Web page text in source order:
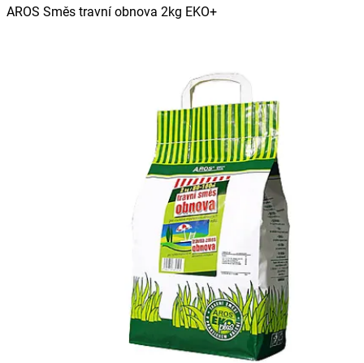
AROS Směs travní obnova 2kg EKO+